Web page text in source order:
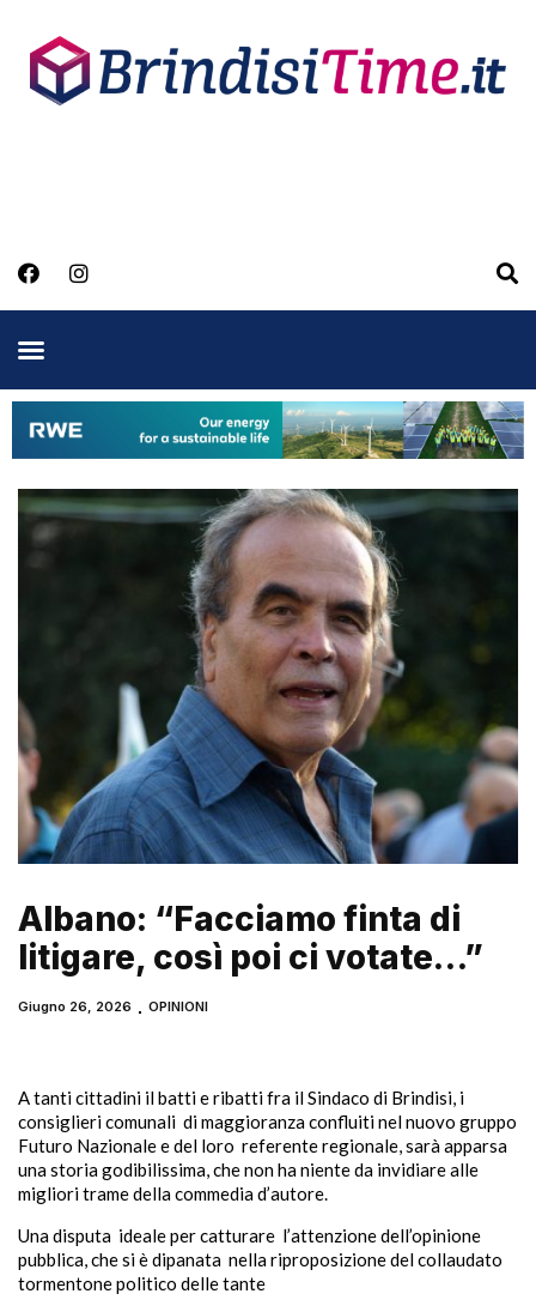
Albano: “Facciamo finta di
litigare, così poi ci votate…”
Giugno 26, 2026 OPINIONI
A tanti cittadini il batti e ribatti fra il Sindaco di Brindisi, i
consiglieri comunali di maggioranza confluiti nel nuovo gruppo
Futuro Nazionale e del loro referente regionale, sarà apparsa
una storia godibilissima, che non ha niente da invidiare alle
migliori trame della commedia d’autore.
Una disputa ideale per catturare l’attenzione dell’opinione
pubblica, che si è dipanata nella riproposizione del collaudato
tormentone politico delle tante